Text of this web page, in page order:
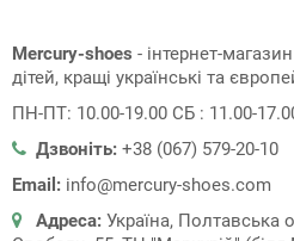
Mercury-shoes - інтернет-
дітей, кращі українські та
ПН-ПТ: 10.00-19.00 СБ : 11.00-
Дзвоніть: +38 (067) 579-20-10
Email: info@mercury-shoes.com
Адреса: Україна, Полтавська